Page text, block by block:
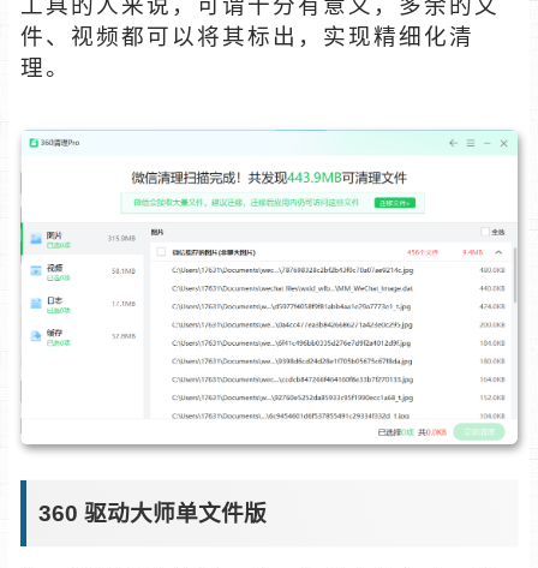
工具的人来说，可谓十分有意义，多余的文
件、视频都可以将其标出，实现精细化清
理。
360 驱动大师单文件版